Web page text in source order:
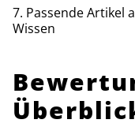
Passende Artikel
Wissen